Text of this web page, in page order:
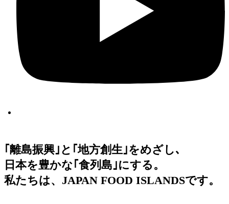
｢離島振興｣と｢地方創生｣をめざし､
日本を豊かな｢食列島｣にする。
私たちは、JAPAN FOOD ISLANDSです。